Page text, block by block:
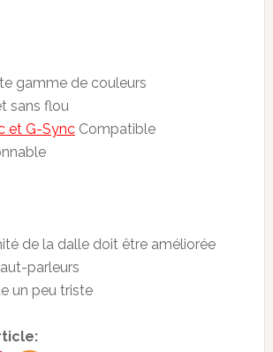
gamme de couleurs
sans flou
et G-SyncCompatible
de la dalle doit être améliorée
parleurs
un peu triste